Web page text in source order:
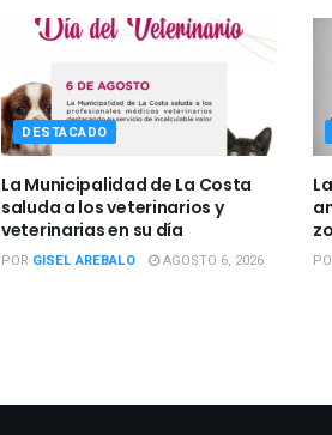
DESTACADO
La Municipalidad de La Costa
saluda a los veterinarios y
veterinarias en su día
POR GISEL AREBALO AGOSTO 6, 2026